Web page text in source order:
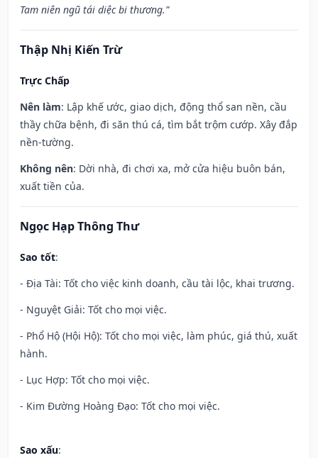
Tam niên ngũ tái diệc bi thương.”
Thập Nhị Kiến Trừ
Trực Chấp
Nên làm: Lập khế ước, giao dịch, động thổ san nền, cầu
thầy chữa bệnh, đi săn thú cá, tìm bắt trộm cướp. Xây đắp
nền-tường.
Không nên: Dời nhà, đi chơi xa, mở cửa hiệu buôn bán,
xuất tiền của.
Ngọc Hạp Thông Thư
Sao tốt:
- Địa Tài: Tốt cho việc kinh doanh, cầu tài lộc, khai trương.
- Nguyệt Giải: Tốt cho mọi việc.
- Phổ Hộ (Hội Hộ): Tốt cho mọi việc, làm phúc, giá thú, xuất
hành.
- Lục Hợp: Tốt cho mọi việc.
- Kim Đường Hoàng Đạo: Tốt cho mọi việc.
Sao xấu: